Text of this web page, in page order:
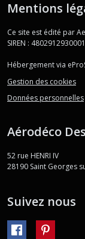
Mentions
Ce site est édité par
SIREN :
Hébergement via
Gestion des cookies
Données personnelles
Aérodéco
52 rue HENRI IV
28190 Saint Georges
Suivez nous